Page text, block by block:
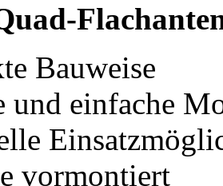
Bauweise
und einfache
vormontiert